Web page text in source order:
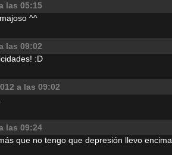
las 05:15
^^
las 09:02
:D
a las 09:02
las 09:24
que no tengo que depresión llevo encima